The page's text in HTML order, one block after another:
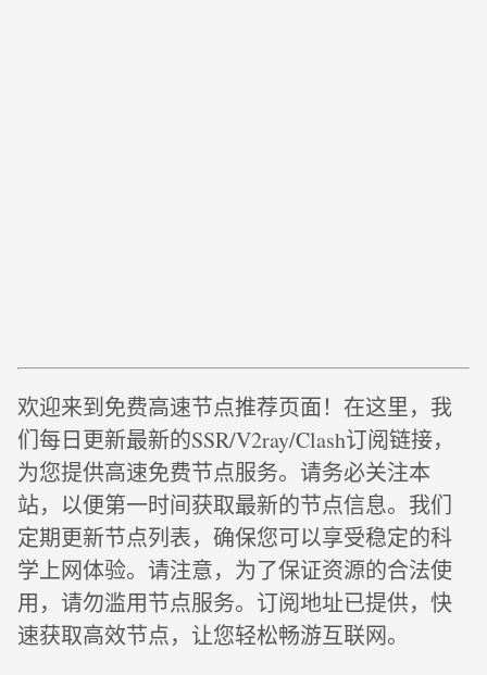
欢迎来到免费高速节点推荐页面！在这里，我
们每日更新最新的SSR/V2ray/Clash订阅链接，
为您提供高速免费节点服务。请务必关注本
站，以便第一时间获取最新的节点信息。我们
定期更新节点列表，确保您可以享受稳定的科
学上网体验。请注意，为了保证资源的合法使
用，请勿滥用节点服务。订阅地址已提供，快
速获取高效节点，让您轻松畅游互联网。